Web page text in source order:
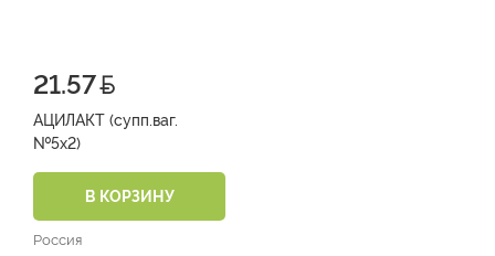
21.57
АЦИЛАКТ (супп.ваг.
№5х2)
В КОРЗИНУ
Россия